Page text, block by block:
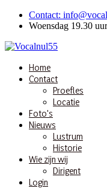
Contact:
Woensdag 19.30
Home
Contact
Proefles
Locatie
Foto's
Nieuws
Lustrum
Historie
Wie zijn wij
Dirigent
Login